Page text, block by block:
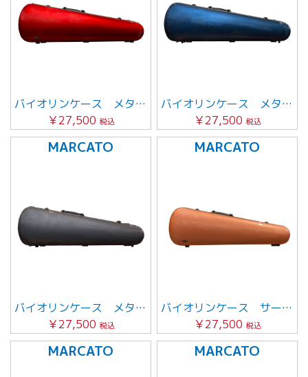
バイオリンケース メタリックレッド
￥27,500 税込
バイオリンケース メタリックブルー
￥27,500 税込
MARCATO
バイオリンケース メタリックグレイ
￥27,500 税込
MARCATO
バイオリンケース サーモンピンク
￥27,500 税込
MARCATO MARCATO